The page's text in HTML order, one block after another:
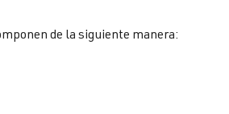
de la siguiente manera: